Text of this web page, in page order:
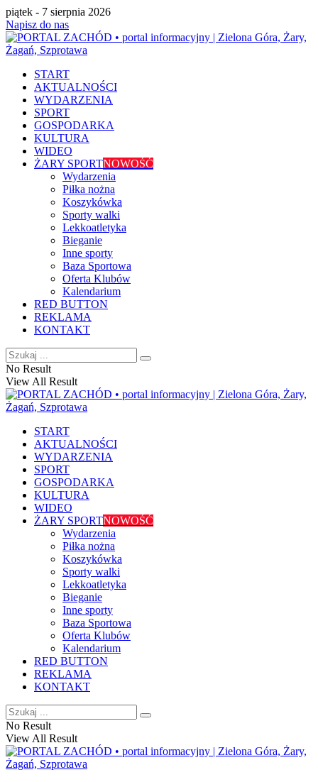
piątek - 7 sierpnia 2026
Napisz do nas
START
AKTUALNOŚCI
WYDARZENIA
SPORT
GOSPODARKA
KULTURA
WIDEO
ŻARY SPORTNOWOŚĆ
Wydarzenia
Piłka nożna
Koszykówka
Sporty walki
Lekkoatletyka
Bieganie
Inne sporty
Baza Sportowa
Oferta Klubów
Kalendarium
RED BUTTON
REKLAMA
KONTAKT
No Result
View All Result
START
AKTUALNOŚCI
WYDARZENIA
SPORT
GOSPODARKA
KULTURA
WIDEO
ŻARY SPORTNOWOŚĆ
Wydarzenia
Piłka nożna
Koszykówka
Sporty walki
Lekkoatletyka
Bieganie
Inne sporty
Baza Sportowa
Oferta Klubów
Kalendarium
RED BUTTON
REKLAMA
KONTAKT
No Result
View All Result